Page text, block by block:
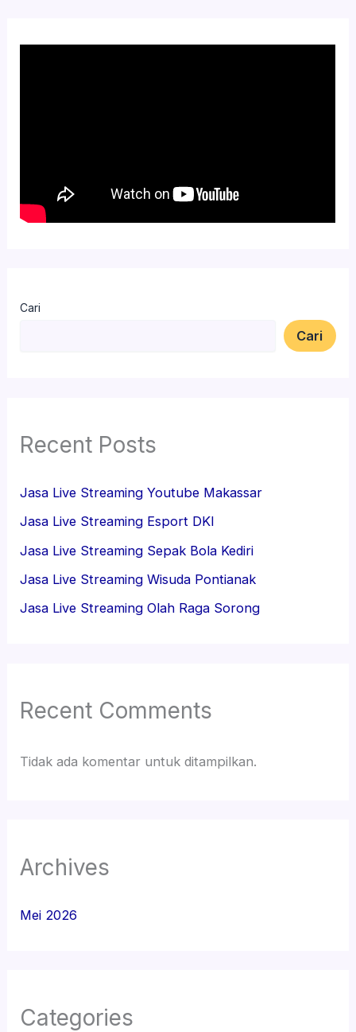
Cari
Cari
Recent Posts
Jasa Live Streaming Youtube Makassar
Jasa Live Streaming Esport DKI
Jasa Live Streaming Sepak Bola Kediri
Jasa Live Streaming Wisuda Pontianak
Jasa Live Streaming Olah Raga Sorong
Recent Comments
Tidak ada komentar untuk ditampilkan.
Archives
Mei 2026
Categories